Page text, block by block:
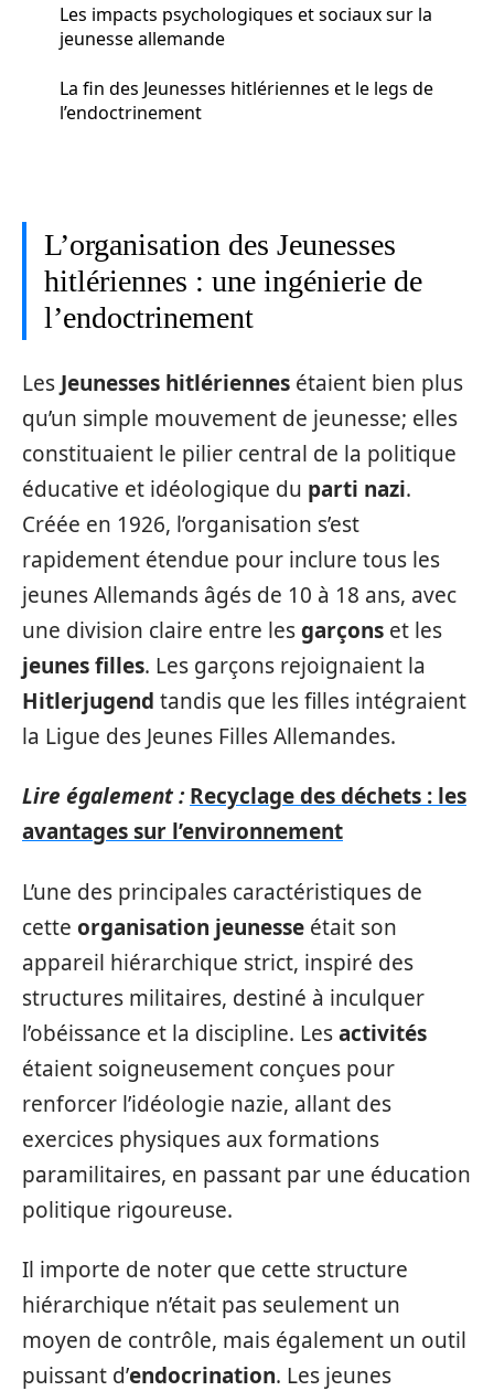
Les impacts psychologiques et sociaux sur la
jeunesse allemande
La fin des Jeunesses hitlériennes et le legs de
l’endoctrinement
L’organisation des Jeunesses
hitlériennes : une ingénierie de
l’endoctrinement
Les Jeunesses hitlériennes étaient bien plus
qu’un simple mouvement de jeunesse; elles
constituaient le pilier central de la politique
éducative et idéologique du parti nazi.
Créée en 1926, l’organisation s’est
rapidement étendue pour inclure tous les
jeunes Allemands âgés de 10 à 18 ans, avec
une division claire entre lesgarçons et les
jeunes filles. Les garçons rejoignaient la
Hitlerjugend tandis que les filles intégraient
la Ligue des Jeunes Filles Allemandes.
Lire également : Recyclage des déchets : les
avantages sur l’environnement
L’une des principales caractéristiques de
cette organisation jeunesse était son
appareil hiérarchique strict, inspiré des
structures militaires, destiné à inculquer
l’obéissance et la discipline. Lesactivités
étaient soigneusement conçues pour
renforcer l’idéologie nazie, allant des
exercices physiques aux formations
paramilitaires, en passant par une éducation
politique rigoureuse.
Il importe de noter que cette structure
hiérarchique n’était pas seulement un
moyen de contrôle, mais également un outil
puissant d’endocrination. Les jeunes